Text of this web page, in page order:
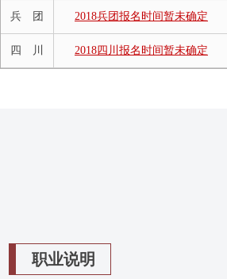
兵 团 2018兵团报名时间暂未确定
四 川 2018四川报名时间暂未确定
职业说明